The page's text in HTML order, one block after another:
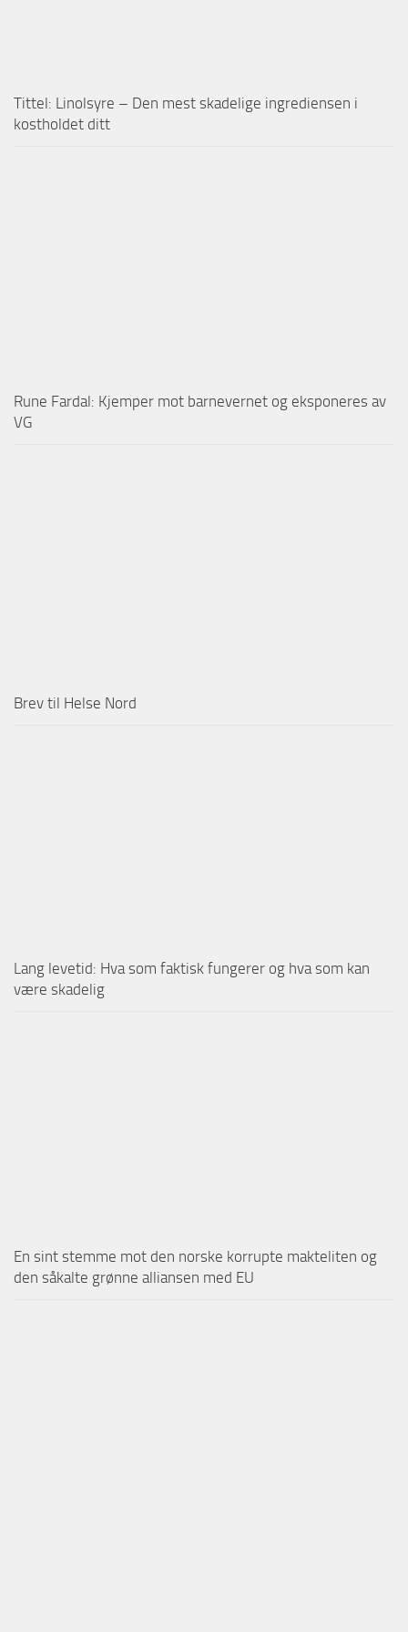
Tittel: Linolsyre – Den mest skadelige ingrediensen i
kostholdet ditt
Rune Fardal: Kjemper mot barnevernet og eksponeres av
VG
Brev til Helse Nord
Lang levetid: Hva som faktisk fungerer og hva som kan
være skadelig
En sint stemme mot den norske korrupte makteliten og
den såkalte grønne alliansen med EU